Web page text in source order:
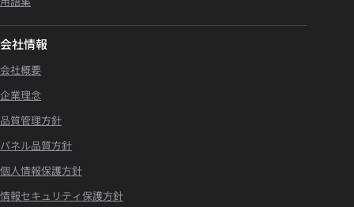
会社情報
会社概要
企業理念
品質管理方針
パネル品質方針
個人情報保護方針
情報セキュリティ保護方針